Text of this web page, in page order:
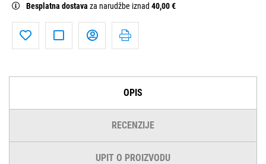
Besplatna dostava za narudžbe iznad 40,00 €
OPIS
RECENZIJE
UPIT O PROIZVODU